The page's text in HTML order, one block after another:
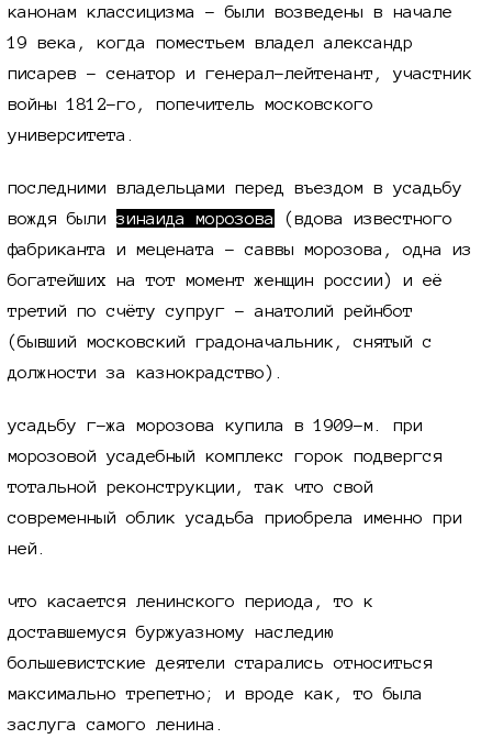
канонам классицизма - были возведены в начале
19 века,
когда поместьем владел александр
писарев - сенатор и генерал-лейтенант, участник
войны1812-го,
попечитель московского
университета.
последними владельцами перед въездом в усадьбу
вождя были зинаида морозова
(вдова известного
фабриканта и мецената - саввы морозова, одна из
богатейших на тот момент женщин россии) и её
третий по счёту супруг - анатолий рейнбот
(бывший московский градоначальник, снятый с
должности за казнокрадство).
усадьбу г-жа морозова купила в1909-м . при
морозовой усадебный комплекс горок подвергся
тотальной реконструкции, так что свой
современный облик усадьба приобрела именно при
ней.
что касается ленинского периода, то к
доставшемуся буржуазному наследию
большевистские деятели старались относиться
максимально трепетно; и вроде как, то была
заслуга самого ленина.